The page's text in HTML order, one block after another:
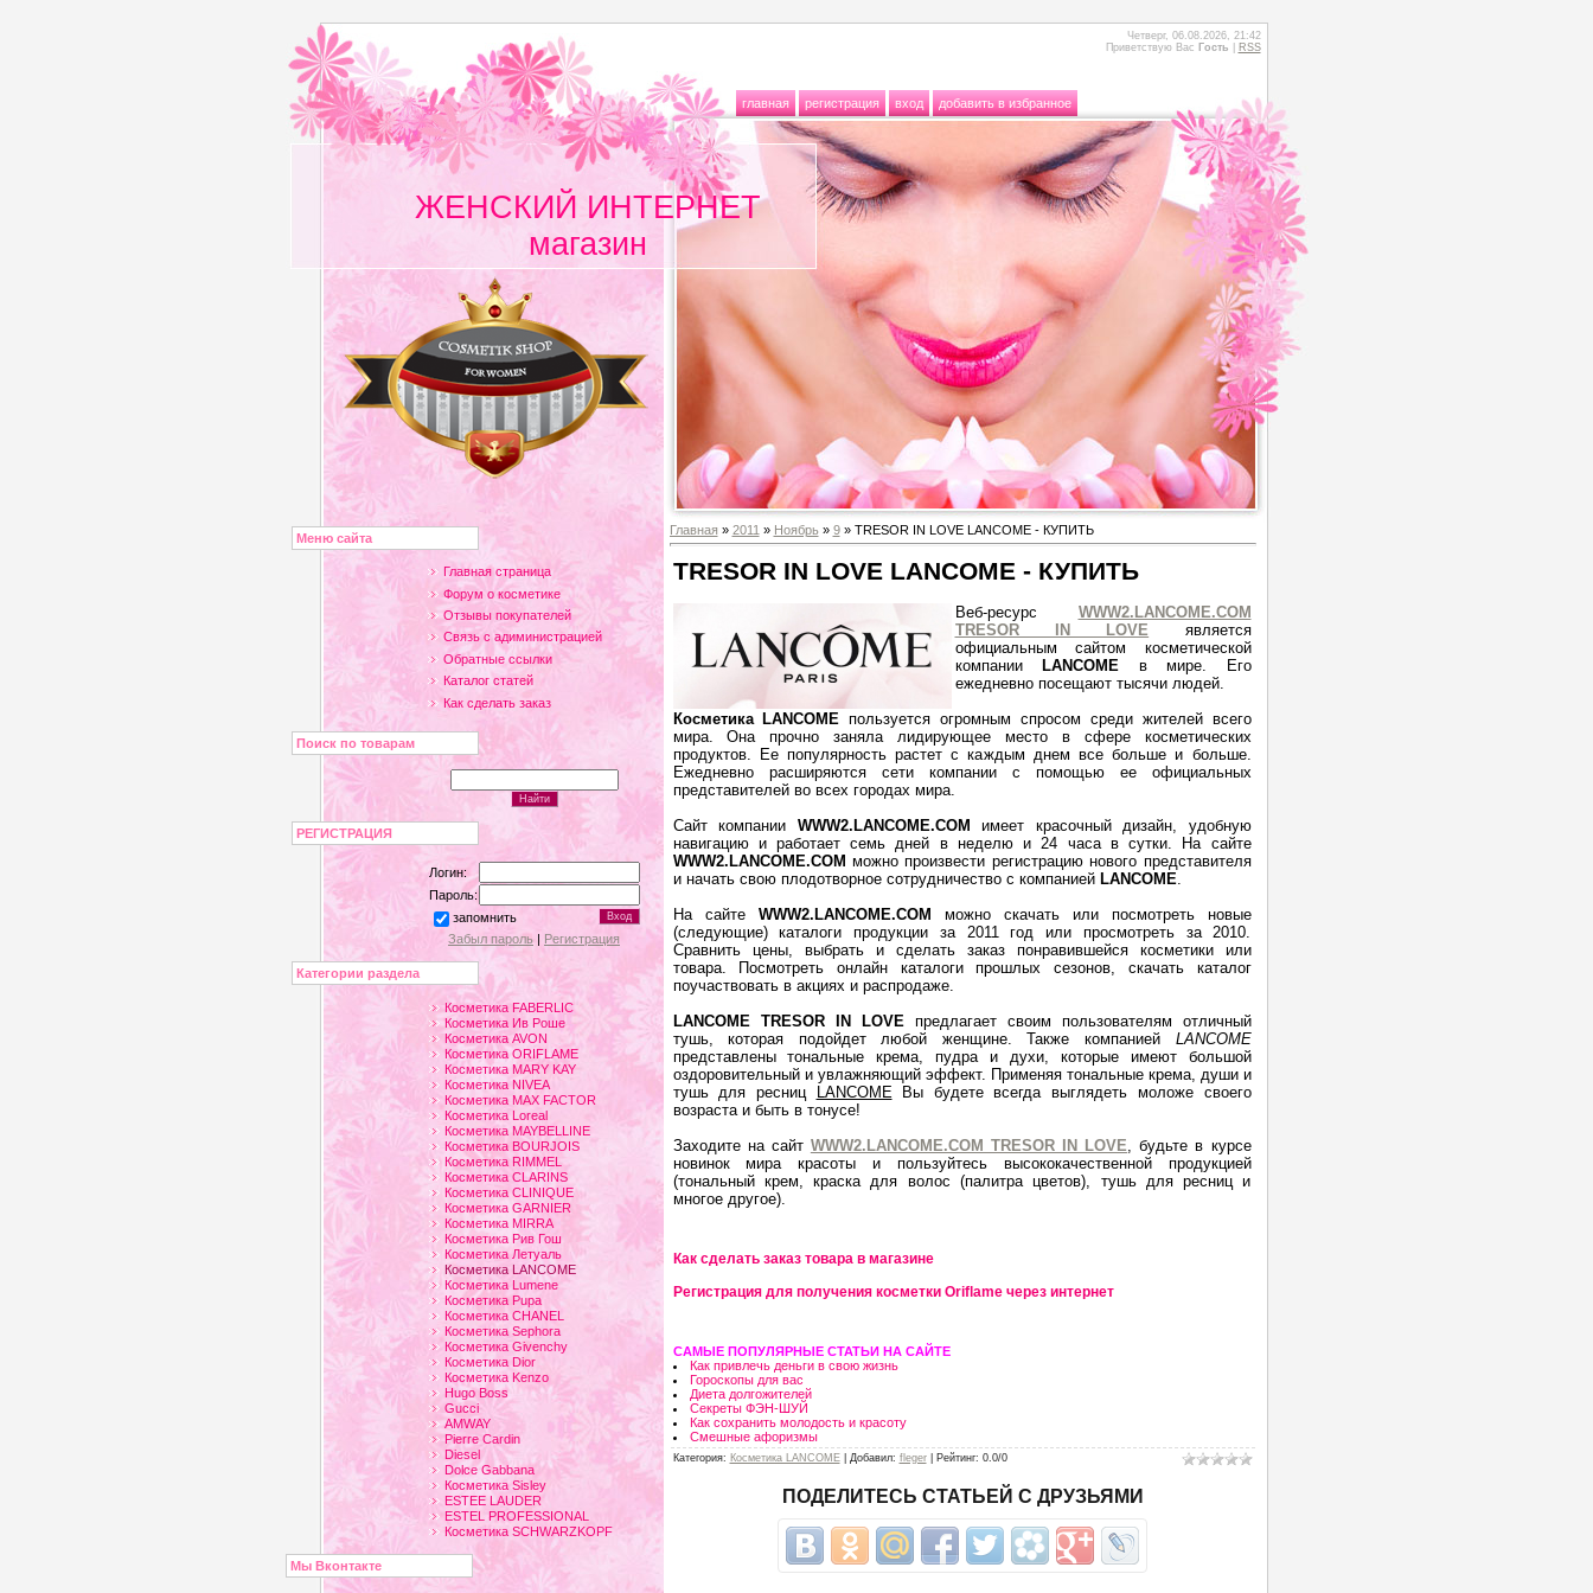
Четверг, 06.08.2026, 21:42
Приветствую Вас Гость RSS
главная регистрация вход добавить в избранное
ЖЕНСКИЙ ИНТЕРНЕТ
магазин
Меню сайта
Главная страница
Форум о косметике
Отзывы покупателей
Связь с адиминистрацией
Обратные ссылки
Каталог статей
Как сделать заказ
Поиск по товарам
РЕГИСТРАЦИЯ
Логин:
Пароль:
запомнить
Забыл пароль | Регистрация
Категории раздела
Косметика FABERLIC
Косметика Ив Роше
Косметика AVON
Косметика ORIFLAME
Косметика MARY KAY
Косметика NIVEA
Косметика MAX FACTOR
Косметика Loreal
Косметика MAYBELLINE
Косметика BOURJOIS
Косметика RIMMEL
Косметика CLARINS
Косметика CLINIQUE
Косметика GARNIER
Косметика MIRRA
Косметика Рив Гош
Косметика Летуаль
Косметика LANCOME
Косметика Lumene
Косметика Pupa
Косметика CHANEL
Косметика Sephora
Косметика Givenchy
Косметика Dior
Косметика Kenzo
Hugo Boss
Gucci
AMWAY
Pierre Cardin
Diesel
Dolce Gabbana
Косметика Sisley
ESTEE LAUDER
ESTEL PROFESSIONAL
Косметика SCHWARZKOPF
Мы Вконтакте
Главная» 2011 » Ноябрь » 9» TRESOR IN LOVE LANCOME - КУПИТЬ
TRESOR IN LOVE LANCOME - КУПИТЬ
Веб-ресурс WWW2.LANCOME.COM
TRESOR IN LOVE является
официальным сайтом косметической
компании
LANCOME в мире. Его
ежедневно посещают тысячи людей.
Косметика LANCOME пользуется огромным спросом среди жителей всего
мира. Она прочно заняла лидирующее место в сфере косметических
продуктов. Ее популярность растет с каждым днем все больше и больше.
Ежедневно расширяются сети компании с помощью ее официальных
представителей во всех городах мира.
Сайт компании WWW2.LANCOME.COM имеет красочный дизайн, удобную
навигацию и работает семь дней в неделю и 24 часа в сутки. На сайте
WWW2.LANCOME.COM можно произвести регистрацию нового представителя
и начать свою плодотворное сотрудничество с компанией LANCOME
На сайте WWW2.LANCOME.COM можно скачать или посмотреть новые
(следующие) каталоги продукции за 2011 год или просмотреть за 2010.
Сравнить цены, выбрать и сделать заказ понравившейся косметики или
товара. Посмотреть онлайн каталоги прошлых сезонов, скачать каталог
поучаствовать в акциях и распродаже.
LANCOME TRESOR IN LOVE предлагает своим пользователям отличный
тушь, которая подойдет любой женщине. Также компанией LANCOME
представлены тональные крема, пудра и духи, которые имеют большой
оздоровительный и увлажняющий эффект. Применяя тональные крема, души и
тушь для ресниц
LANCOME Вы будете всегда выглядеть моложе своего
возраста и быть в тонусе!
Заходите на сайт WWW2.LANCOME.COM TRESOR IN LOVE , будьте в курсе
новинок мира красоты и пользуйтесь высококачественной продукцией
(тональный крем, краска для волос (палитра цветов), тушь для ресниц и
многое другое).
Как сделать заказ товара в магазине
Регистрация для получения косметки Oriflame через интернет
САМЫЕ ПОПУЛЯРНЫЕ СТАТЬИ НА САЙТЕ
Как привлечь деньги в свою жизнь
Гороскопы для вас
Диета долгожителей
Секреты ФЭН-ШУЙ
Как сохранить молодость и красоту
Смешные афоризмы
Категория: Косметика LANCOME| Добавил: fleger| Рейтинг: 0.0/0Просмотров
ПОДЕЛИТЕСЬ СТАТЬЕЙ С ДРУЗЬЯМИ